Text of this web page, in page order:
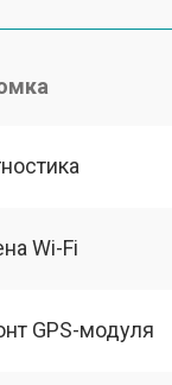
Wi-Fi
GPS-модуля